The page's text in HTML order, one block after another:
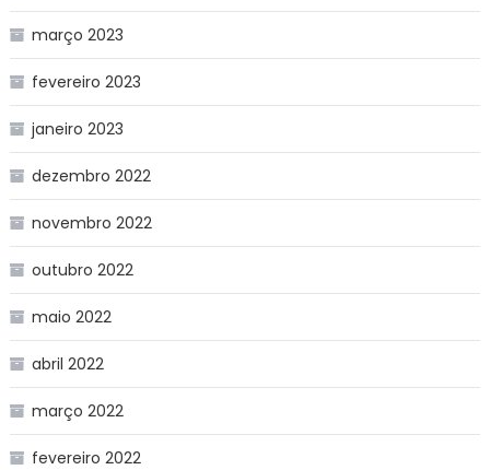
março 2023
fevereiro 2023
janeiro 2023
dezembro 2022
novembro 2022
outubro 2022
maio 2022
abril 2022
março 2022
fevereiro 2022